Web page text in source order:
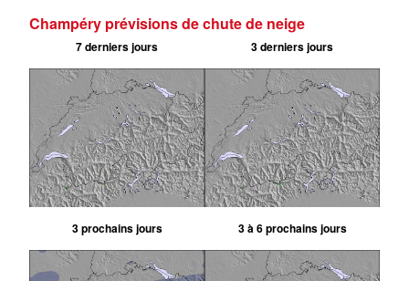
Champéry prévisions de chute de neige
7 derniers jours 3 derniers jours
3 prochains jours 3 à 6 prochains jours